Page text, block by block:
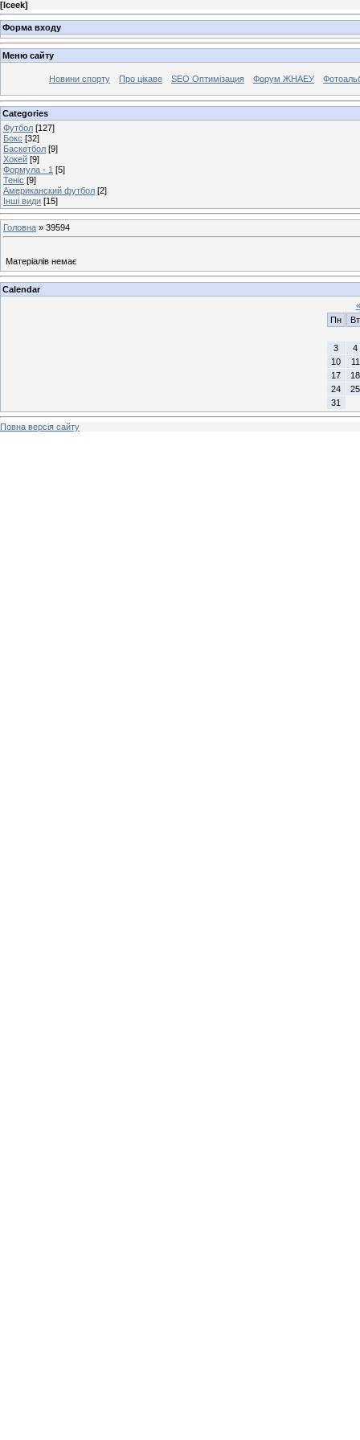
[Iceek]
Форма входу
Меню сайту
Новини спорту Про цікаве SEO Оптимізация Форум ЖНАЕУ
Categories
Футбол [127]
Бокс [32]
Баскетбол [9]
Хокей [9]
Формула - 1 [5]
Теніс [9]
Американский футбол [2]
Інші види [15]
Головна » 39594
Матеріалів немає
Calendar
«
Пн
Вт
3
4
10
11
17
18
24
25
31
Повна версія сайту